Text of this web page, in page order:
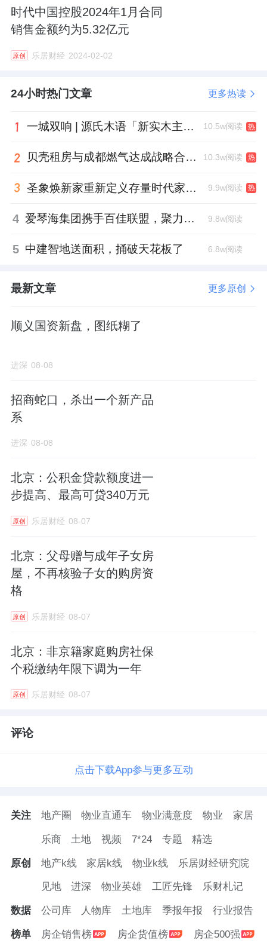
时代中国控股2024年1月合同
销售金额约为5.32亿元
原创 乐居财经 2024-02-02
24小时热门文章 更多热读
一城双响 | 源氏木语「新实木主义——黑标生活提案」发布会落地天津，黑标旗舰店盛大启幕 10.5w阅读 热
贝壳租房与成都燃气达成战略合作 打通安全巡检“最后一米” 10.3w阅读 热
圣象焕新家重新定义存量时代家居升级逻辑，筑牢说换就换的底气！ 9.9w阅读 热
4 爱琴海集团携手百佳联盟，聚力共拓存量商业新赛道 9.8w阅读
5 中建智地送面积，捅破天花板了 6.8w阅读
最新文章 更多原创
顺义国资新盘，图纸糊了
进深 08-08
招商蛇口，杀出一个新产品
系
进深 08-08
北京：公积金贷款额度进一
步提高、最高可贷340万元
原创 乐居财经 08-07
北京：父母赠与成年子女房
屋，不再核验子女的购房资
格
原创 乐居财经 08-07
北京：非京籍家庭购房社保
个税缴纳年限下调为一年
原创 乐居财经 08-07
评论
点击下载App参与更多互动
关注 地产圈 物业直通车 物业满意度 物业 家居
乐商 土地 视频 7*24 专题 精选
原创 地产k线 家居k线 物业k线 乐居财经研究院
见地 进深 物业英雄 工匠先锋 乐财札记
数据 公司库 人物库 土地库 季报年报 行业报告
榜单 房企销售榜 房企货值榜 房企500强